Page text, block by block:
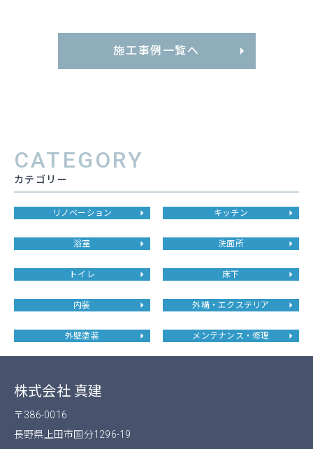
施工事例一覧へ
CATEGORY
カテゴリー
リノベーション キッチン
浴室 洗面所
トイレ 床下
内装 外構・エクステリア
外壁塗装 メンテナンス・修理
株式会社 真建
〒386-0016
長野県上田市国分1296-19